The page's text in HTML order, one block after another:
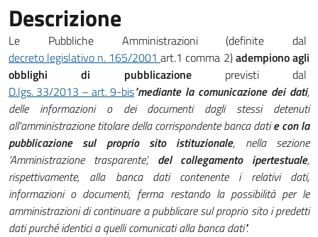
Descrizione
Le Pubbliche Amministrazioni (definite dal
decreto legislativo n. 165/2001 art.1 comma 2)adempiono agli
obblighi di pubblicazioneprevisti dal
D.lgs. 33/2013 – art. 9-bis"mediante la comunicazione dei dati,
delle informazioni o dei documenti dagli stessi detenuti
all'amministrazione titolare della corrispondente banca datie con la
pubblicazione sul proprio sito istituzionale, nella sezione
‘Amministrazione trasparente’, del collegamento ipertestuale,
rispettivamente, alla banca dati contenente i relativi dati,
informazioni o documenti, ferma restando la possibilità per le
amministrazioni di continuare a pubblicare sul proprio sito i predetti
dati purché identici a quelli comunicati alla banca dati".